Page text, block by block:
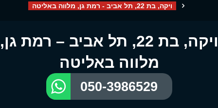
ויקה, בת 22, תל אביב - רמת גן, מלווה באליטה
ויקה, בת 22, תל אביב – רמת גן,
מלווה באליטה
050-3986529